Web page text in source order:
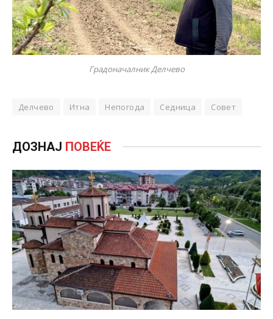
Градоначалник Делчево
Делчево Итна Непогода Седница Совет
ДОЗНАЈ ПОВЕЌЕ